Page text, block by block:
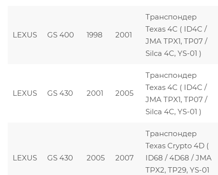
LEXUS GS 400 1998 2001
Транспондер
Texas 4C ( ID4C /
JMA TPX1, TP07 /
Silca 4C, YS-01 )
LEXUS GS 430 2001 2005
Транспондер
Texas 4C ( ID4C /
JMA TPX1, TP07 /
Silca 4C, YS-01 )
LEXUS GS 430 2005 2007
Транспондер
Texas Crypto 4D (
ID68 / 4D68 / JMA
TPX2, TP29, YS-01